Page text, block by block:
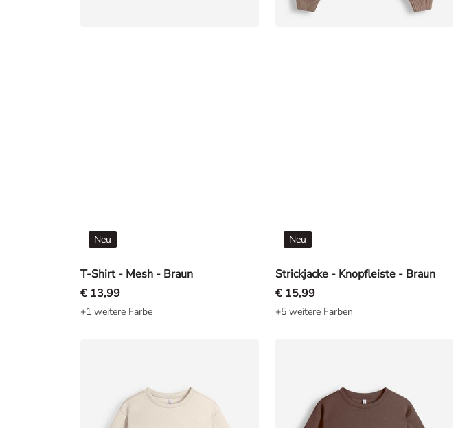
T-Shirt - Mesh - Braun
Neu
€ 13,99
+1 weitere Farbe
Strickjacke - Knopfleiste - Braun
Neu
€ 15,99
+5 weitere Farben